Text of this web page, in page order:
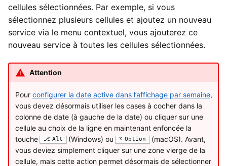
cellules sélectionnées. Par exemple, si vous
sélectionnez plusieurs cellules et ajoutez un nouveau
service via le menu contextuel, vous ajouterez ce
nouveau service à toutes les cellules sélectionnées.
Attention
Pour configurer la date active dans l’affichage par semaine,
vous devez désormais utiliser les cases à cocher dans la
colonne de date (à gauche de la date) ou cliquer sur une
cellule au choix de la ligne en maintenant enfoncée la
touche
Alt (Windows) ou Option
(macOS). Avant,
vous deviez simplement cliquer sur une zone vierge de la
cellule, mais cette action permet désormais de sélectionner